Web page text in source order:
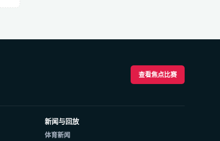
查看焦点比赛
新闻与回放
体育新闻